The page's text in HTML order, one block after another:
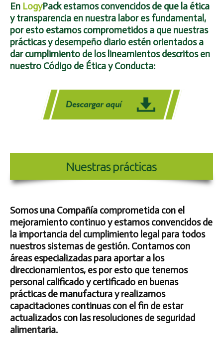
En LogyPackestamos convencidos de que la ética
y transparencia en nuestra labor es fundamental,
por esto estamos comprometidos a que nuestras
prácticas y desempeño diario estén orientados a
dar cumplimiento de los lineamientos descritos en
nuestro Código de Ética y Conducta:
Somos una Compañía comprometida con el
mejoramiento continuo y estamos convencidos de
la importancia del cumplimiento legal para todos
nuestros sistemas de gestión. Contamos con
áreas especializadas para aportar a los
direccionamientos, es por esto que tenemos
personal calificado y certificado en buenas
prácticas de manufactura y realizamos
capacitaciones continuas con el fin de estar
actualizados con las resoluciones de seguridad
alimentaria.